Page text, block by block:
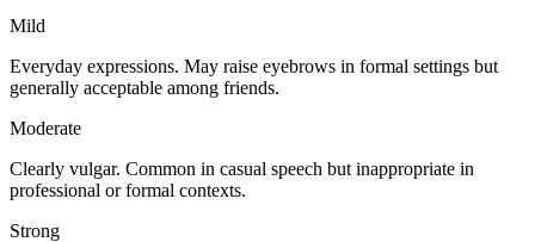
Mild
Everyday expressions. May raise eyebrows in formal settings but
generally acceptable among friends.
Moderate
Clearly vulgar. Common in casual speech but inappropriate in
professional or formal contexts.
Strong